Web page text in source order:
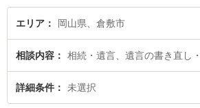
利です。特に弁護士法人VIA支所倉敷みらい法律事
島総合法律事務所の岡本 健史弁護士、青い鳥法律
変更のトラブル解決の実績豊富な近くの弁護士を検
で遺言変更を法律相談できる倉敷市内の弁護士に
りの相談者さんにおすすめです。
エリア 岡山県、倉敷市
相談内容 相続・遺言、遺言の書き直し
詳細条件 未選択